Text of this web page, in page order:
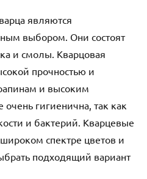
являются
выбором. Они состоят
и смолы. Кварцовая
прочностью и
и высоким
гигиенична, так как
и бактерий. Кварцевые
спектре цветов и
подходящий вариант